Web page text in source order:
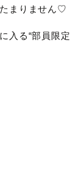
まりません♡
入る“部員限定